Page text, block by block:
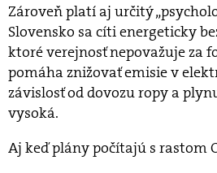
Zároveň platí aj určitý
Slovensko sa cíti energeticky
ktoré verejnosť nepovažuje za
pomáha znižovať emisie v
závislosť od dovozu ropy a
vysoká.
Aj keď plány počítajú s rastom